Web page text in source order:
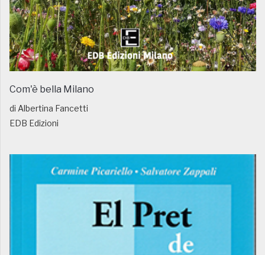
Com'è bella Milano
di Albertina Fancetti
EDB Edizioni